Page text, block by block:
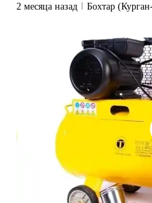
2 месяца назад Бохтар